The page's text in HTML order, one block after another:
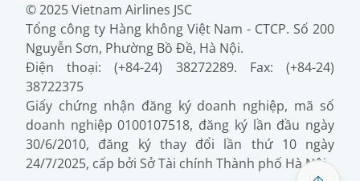
© 2025 Vietnam Airlines JSC
Tổng công ty Hàng không Việt Nam - CTCP. Số 200
Nguyễn Sơn, Phường Bồ Đề, Hà Nội.
Điện thoại: (+84-24) 38272289. Fax: (+84-24)
38722375
Giấy chứng nhận đăng ký doanh nghiệp, mã số
doanh nghiệp 0100107518, đăng ký lần đầu ngày
30/6/2010, đăng ký thay đổi lần thứ 10 ngày
24/7/2025, cấp bởi Sở Tài chính Thành phố Hà Nội.